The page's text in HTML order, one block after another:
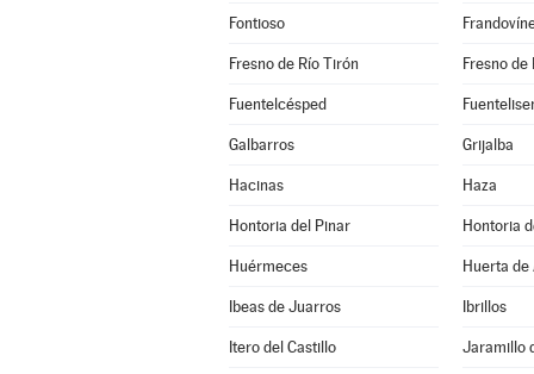
Fontioso
Fresno de Río Tirón Fresno de
Fuentelcésped
Galbarros Grijalba
Hacinas Haza
Hontoria del Pinar Hontoria
Huérmeces Huerta de
Ibeas de Juarros Ibrillos
Itero del Castillo Jaramillo